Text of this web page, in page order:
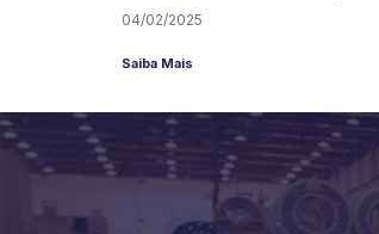
04/02/2025
Saiba Mais